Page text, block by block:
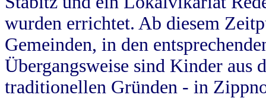
wurden errichtet. Ab diesem
Gemeinden, in den
Übergangsweise sind Kinder aus
traditionellen Gründen - in